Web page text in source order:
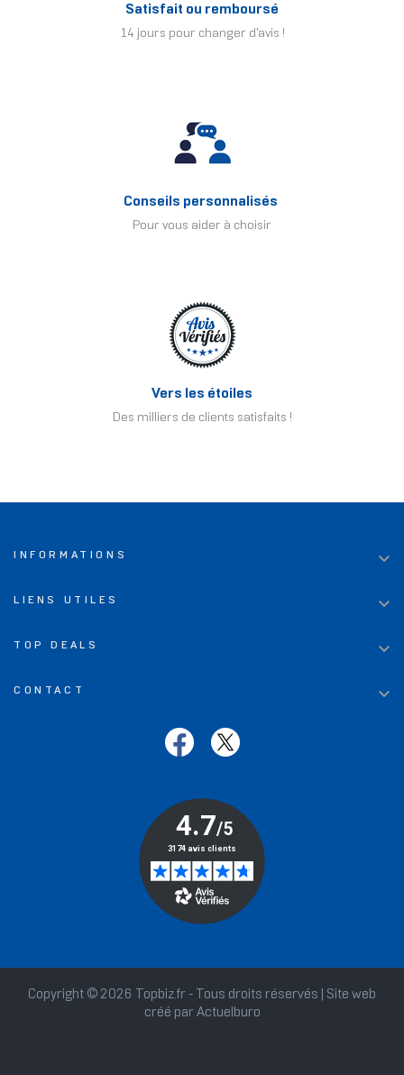
Satisfait ou remboursé
14 jours pour changer d'avis !
Conseils personnalisés
Pour vous aider à choisir
Vers les étoiles
Des milliers de clients satisfaits !
INFORMATIONS 
LIENS UTILES 
TOP DEALS 
CONTACT 
Copyright © 2026 Topbiz.fr - Tous droits réservés | Site web
créé par Actuelburo